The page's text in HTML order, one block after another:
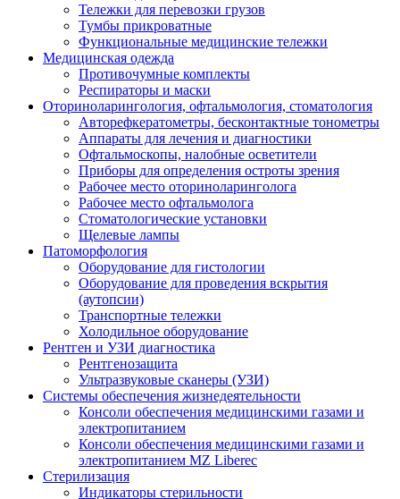
Тележки для перевозки грузов
Тумбы прикроватные
Функциональные медицинские тележки
Медицинская одежда
Противочумные комплекты
Респираторы и маски
Оториноларингология, офтальмология, стоматология
Авторефкератометры, бесконтактные тонометры
Аппараты для лечения и диагностики
Офтальмоскопы, налобные осветители
Приборы для определения остроты зрения
Рабочее место оториноларинголога
Рабочее место офтальмолога
Стоматологические установки
Щелевые лампы
Патоморфология
Оборудование для гистологии
Оборудование для проведения вскрытия
(аутопсии)
Транспортные тележки
Холодильное оборудование
Рентген и УЗИ диагностика
Рентгенозащита
Ультразвуковые сканеры (УЗИ)
Системы обеспечения жизнедеятельности
Консоли обеспечения медицинскими газами и
электропитанием
Консоли обеспечения медицинскими газами и
электропитанием MZ Liberec
Стерилизация
Индикаторы стерильности